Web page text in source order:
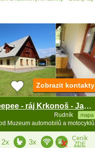
Chalupa s Teepee - ráj Krkonoš - Janské Lázně
Rudník mapa
Muzeum automobilů a motocyklů
Zobrazit kontakty
2x 3x
Ceník
ZDE